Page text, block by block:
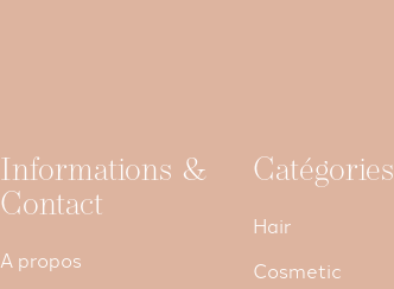
Informations &
Contact
A propos
Catégories
Hair
Cosmetic